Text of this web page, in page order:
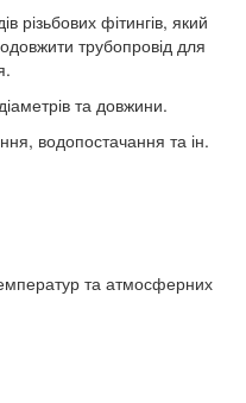
різьбових фітингів, який
трубопровід для
та довжини.
водопостачання та ін.
та атмосферних